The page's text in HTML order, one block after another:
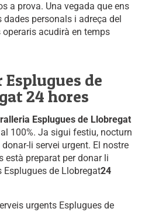
a prova. Una vegada que ens
personals i adreça del
acudirà en temps
Esplugues de
24 hores
Esplugues de Llobregat
100%. Ja sigui festiu, nocturn
li servei urgent. El nostre
està preparat per donar li
de Llobregat24
urgents Esplugues de